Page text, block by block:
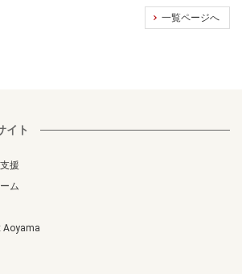
一覧ページへ
イト
援
ム
Aoyama